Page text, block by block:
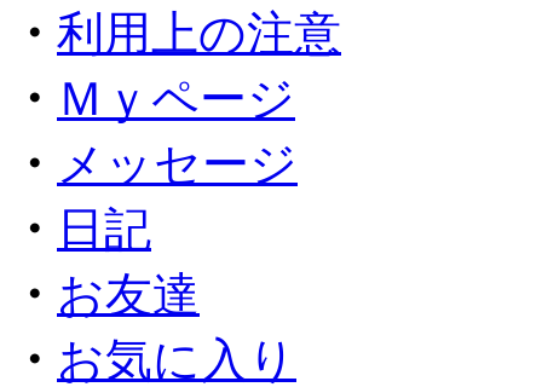
・ 利用上の注意
・ Ｍｙページ
・ メッセージ
・ 日記
・ お友達
・ お気に入り